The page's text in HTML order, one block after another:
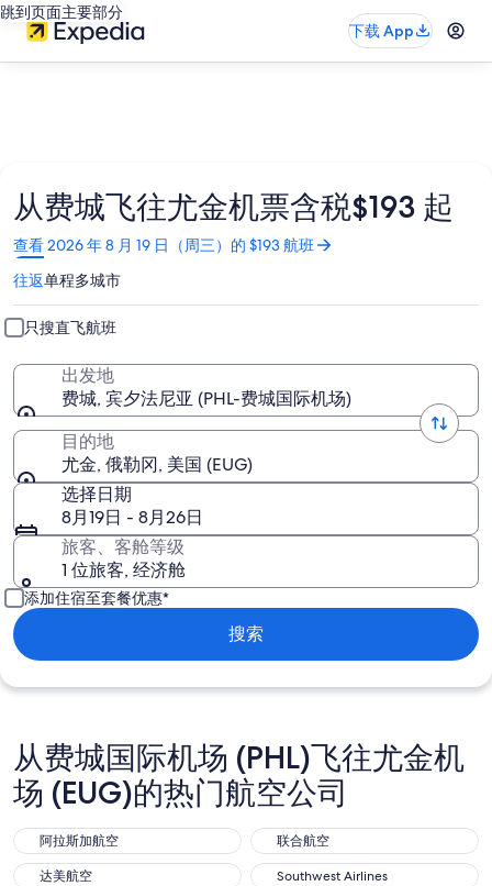
跳到页面主要部分
下载 App
从费城飞往尤金机票含税$193 起
查看 2026 年 8 月 19 日（周三）的 $193 航班
在
新
窗
口
中
打
开
往返单程多城市
只搜直飞航班
出发地
费城, 宾夕法尼亚 (PHL-费城国际机场)
目的地
尤金, 俄勒冈, 美国 (EUG)
选择日期
8月19日 - 8月26日
旅客、客舱等级
1 位旅客, 经济舱
添加住宿至套餐优惠*
搜索
从费城国际机场 (PHL)飞往尤金机
场 (EUG)的热门航空公司
阿拉斯加航空
阿拉斯加航空 联合航空
联合航空
达美航空
达美航空 Southwest Airlines
Southwest Airlines